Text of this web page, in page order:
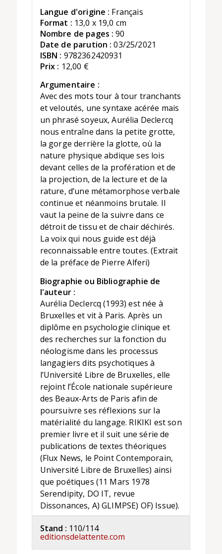
Langue d'origine : Français
Format : 13,0 x 19,0 cm
Nombre de pages : 90
Date de parution : 03/25/2021
ISBN : 9782362420931
Prix : 12,00 €
Argumentaire :
Avec des mots tour à tour tranchants
et veloutés, une syntaxe acérée mais
un phrasé soyeux, Aurélia Declercq
nous entraîne dans la petite grotte,
la gorge derrière la glotte, où la
nature physique abdique ses lois
devant celles de la profération et de
la projection, de la lecture et de la
rature, d’une métamorphose verbale
continue et néanmoins brutale. Il
vaut la peine de la suivre dans ce
détroit de tissu et de chair déchirés.
La voix qui nous guide est déjà
reconnaissable entre toutes. (Extrait
de la préface de Pierre Alferi)
Biographie ou Bibliographie de
l'auteur :
Aurélia Declercq (1993) est née à
Bruxelles et vit à Paris. Après un
diplôme en psychologie clinique et
des recherches sur la fonction du
néologisme dans les processus
langagiers dits psychotiques à
l’Université Libre de Bruxelles, elle
rejoint l’École nationale supérieure
des Beaux-Arts de Paris afin de
poursuivre ses réflexions sur la
matérialité du langage. RIKIKI est son
premier livre et il suit une série de
publications de textes théoriques
(Flux News, le Point Contemporain,
Université Libre de Bruxelles) ainsi
que poétiques (11 Mars 1978
Serendipity, DO IT, revue
Dissonances, A) GLIMPSE) OF) Issue).
Stand : 110/114
editionsdelattente.com